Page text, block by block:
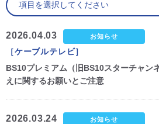
2026.04.03 お知らせ
［ケーブルテレビ］
BS10プレミアム（旧BS10スターチャン
えに関するお願いとご注意
2026.03.24 お知らせ
サービスエリア
CM・広告掲載